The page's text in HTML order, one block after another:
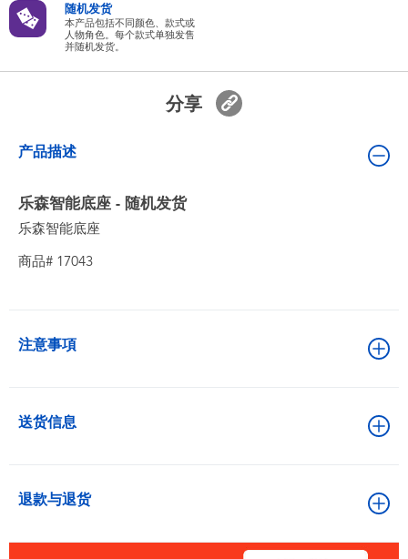
电池
玩具促销
玩具清货
随机发货
本产品包括不同颜色、款式或
人物角色。每个款式单独发售
并随机发货。
分享
产品描述
乐森智能底座 - 随机发货
乐森智能底座
商品# 17043
注意事項
送货信息
退款与退货